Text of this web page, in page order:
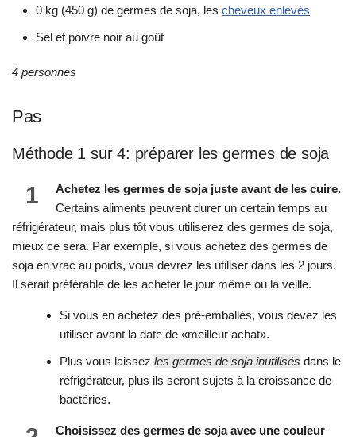
0 kg (450 g) de germes de soja, les cheveux enlevés
Sel et poivre noir au goût
4 personnes
Pas
Méthode 1 sur 4: préparer les germes de soja
1
Achetez les germes de soja juste avant de les cuire.
Certains aliments peuvent durer un certain temps au
réfrigérateur, mais plus tôt vous utiliserez des germes de soja,
mieux ce sera. Par exemple, si vous achetez des germes de
soja en vrac au poids, vous devrez les utiliser dans les 2 jours.
Il serait préférable de les acheter le jour même ou la veille.
Si vous en achetez des pré-emballés, vous devez les
utiliser avant la date de «meilleur achat».
Plus vous laissez les germes de soja inutilisés dans le
réfrigérateur, plus ils seront sujets à la croissance de
bactéries.
Choisissez des germes de soja avec une couleur